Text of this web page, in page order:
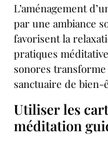
L’aménagement
par une ambiance
favorisent la
pratiques
sonores
sanctuaire de bien-
Utiliser les
méditation